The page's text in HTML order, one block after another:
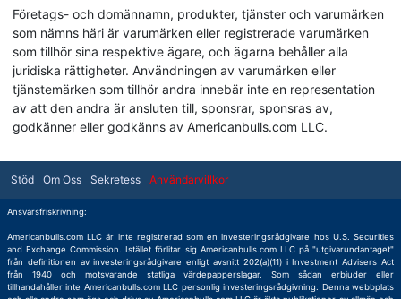
Företags- och domännamn, produkter, tjänster och varumärken
som nämns häri är varumärken eller registrerade varumärken
som tillhör sina respektive ägare, och ägarna behåller alla
juridiska rättigheter. Användningen av varumärken eller
tjänstemärken som tillhör andra innebär inte en representation
av att den andra är ansluten till, sponsrar, sponsras av,
godkänner eller godkänns av Americanbulls.com LLC.
Stöd Om Oss Sekretess Användarvillkor
Ansvarsfriskrivning:
Americanbulls.com LLC är inte registrerad som en investeringsrådgivare hos U.S. Securities
and Exchange Commission. Istället förlitar sig Americanbulls.com LLC på "utgivarundantaget"
från definitionen av investeringsrådgivare enligt avsnitt 202(a)(11) i Investment Advisers Act
från 1940 och motsvarande statliga värdepapperslagar. Som sådan erbjuder eller
tillhandahåller inte Americanbulls.com LLC personlig investeringsrådgivning. Denna webbplats